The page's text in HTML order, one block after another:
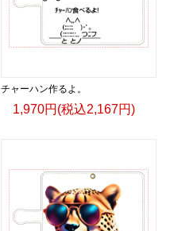
チャーハン作るよ。
1,970円(税込2,167円)